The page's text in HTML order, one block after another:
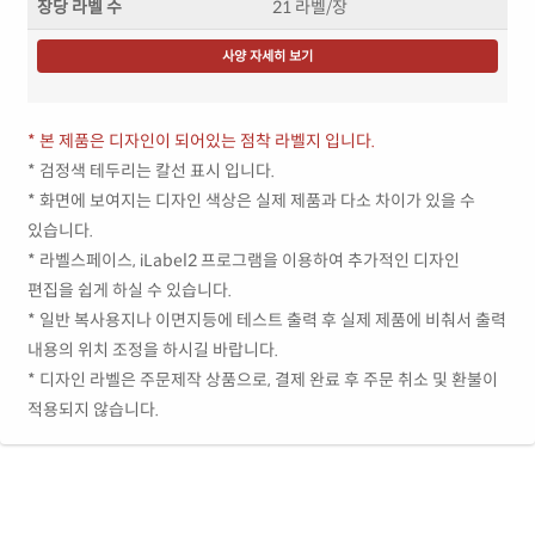
장당 라벨 수 21 라벨/장
사양 자세히 보기
* 본 제품은 디자인이 되어있는 점착 라벨지 입니다.
* 검정색 테두리는 칼선 표시 입니다.
* 화면에 보여지는 디자인 색상은 실제 제품과 다소 차이가 있을 수
있습니다.
* 라벨스페이스, iLabel2 프로그램을 이용하여 추가적인 디자인
편집을 쉽게 하실 수 있습니다.
* 일반 복사용지나 이면지등에 테스트 출력 후 실제 제품에 비춰서 출력
내용의 위치 조정을 하시길 바랍니다.
* 디자인 라벨은 주문제작 상품으로, 결제 완료 후 주문 취소 및 환불이
적용되지 않습니다.